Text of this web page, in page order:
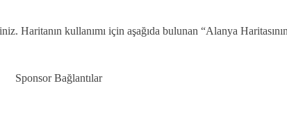
Haritanın kullanımı için aşağıda bulunan “Alanya
Sponsor Bağlantılar